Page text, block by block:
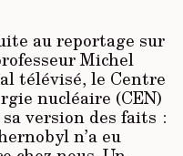
au reportage sur
Michel
télévisé, le Centre
nucléaire (CEN)
version des faits :
n’a eu